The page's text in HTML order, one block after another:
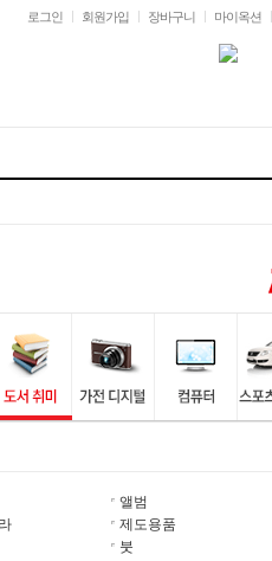
로그인 회원가입 장바구니 마이옥션
앨범
제도용품
붓